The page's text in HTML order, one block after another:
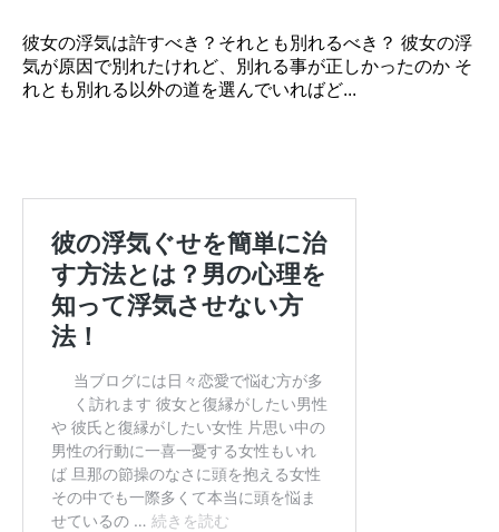
彼女の浮気は許すべき？それとも別れるべき？ 彼女の浮
気が原因で別れたけれど、別れる事が正しかったのか そ
れとも別れる以外の道を選んでいればど...